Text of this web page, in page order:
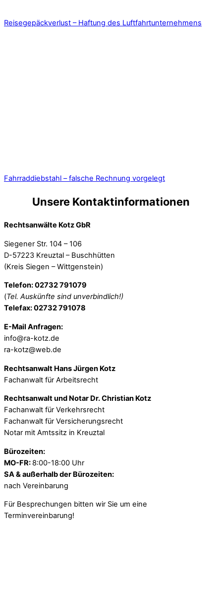
Reisegepäckverlust – Haftung des Luftfahrtunternehmens
Fahrraddiebstahl – falsche Rechnung vorgelegt
Unsere Kontaktinformationen
Rechtsanwälte Kotz GbR
Siegener Str. 104 – 106
D-57223 Kreuztal – Buschhütten
(Kreis Siegen – Wittgenstein)
Telefon: 02732 791079
(Tel. Auskünfte sind unverbindlich!)
Telefax: 02732 791078
E-Mail Anfragen:
info@ra-kotz.de
ra-kotz@web.de
Rechtsanwalt Hans Jürgen Kotz
Fachanwalt für Arbeitsrecht
Rechtsanwalt und Notar Dr. Christian Kotz
Fachanwalt für Verkehrsrecht
Fachanwalt für Versicherungsrecht
Notar mit Amtssitz in Kreuztal
Bürozeiten:
MO-FR: 8:00-18:00 Uhr
SA & außerhalb der Bürozeiten:
nach Vereinbarung
Für Besprechungen bitten wir Sie um eine
Terminvereinbarung!